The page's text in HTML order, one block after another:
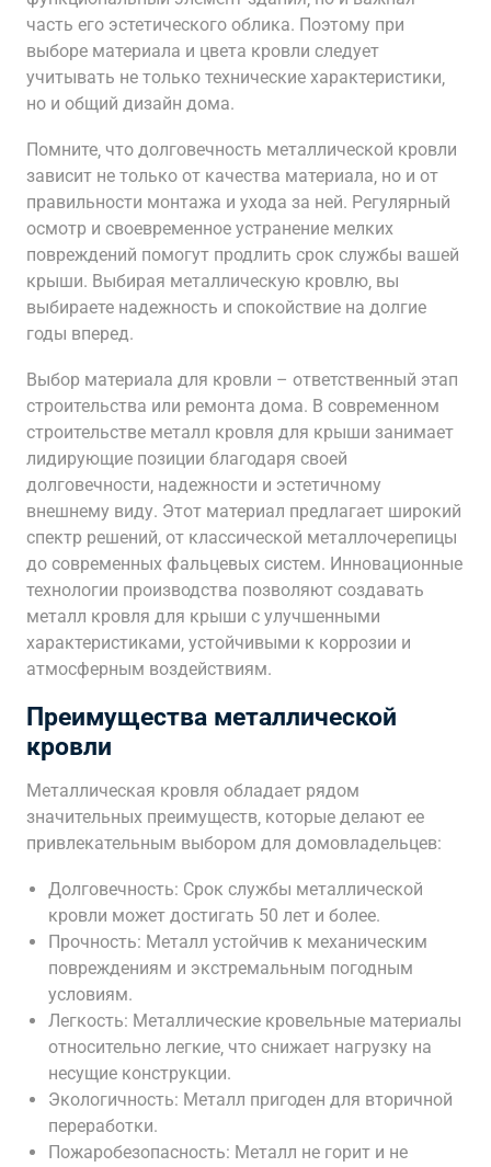
часть его эстетического облика. Поэтому при
выборе материала и цвета кровли следует
учитывать не только технические характеристики‚
но и общий дизайн дома.
Помните‚ что долговечность металлической кровли
зависит не только от качества материала‚ но и от
правильности монтажа и ухода за ней. Регулярный
осмотр и своевременное устранение мелких
повреждений помогут продлить срок службы вашей
крыши. Выбирая металлическую кровлю‚ вы
выбираете надежность и спокойствие на долгие
годы вперед.
Выбор материала для кровли – ответственный этап
строительства или ремонта дома. В современном
строительстве металл кровля для крыши занимает
лидирующие позиции благодаря своей
долговечности‚ надежности и эстетичному
внешнему виду. Этот материал предлагает широкий
спектр решений‚ от классической металлочерепицы
до современных фальцевых систем. Инновационные
технологии производства позволяют создавать
металл кровля для крыши с улучшенными
характеристиками‚ устойчивыми к коррозии и
атмосферным воздействиям.
Преимущества металлической
кровли
Металлическая кровля обладает рядом
значительных преимуществ‚ которые делают ее
привлекательным выбором для домовладельцев:
Долговечность: Срок службы металлической
кровли может достигать 50 лет и более.
Прочность: Металл устойчив к механическим
повреждениям и экстремальным погодным
условиям.
Легкость: Металлические кровельные материалы
относительно легкие‚ что снижает нагрузку на
несущие конструкции.
Экологичность: Металл пригоден для вторичной
переработки.
Пожаробезопасность: Металл не горит и не